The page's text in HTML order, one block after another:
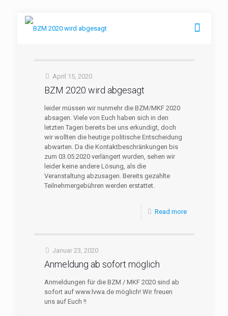
April 15, 2020
BZM 2020 wird abgesagt
leider müssen wir nunmehr die BZM/MKF 2020
absagen. Viele von Euch haben sich in den
letzten Tagen bereits bei uns erkundigt, doch
wir wollten die heutige politische Entscheidung
abwarten. Da die Kontaktbeschränkungen bis
zum 03.05.2020 verlängert wurden, sehen wir
leider keine andere Lösung, als die
Veranstaltung abzusagen. Bereits gezahlte
Teilnehmergebühren werden erstattet.
Read more
Januar 23, 2020
Anmeldung ab sofort möglich
Anmeldungen für die BZM / MKF 2020 sind ab
sofort auf www.lvwa.de möglich! Wir freuen
uns auf Euch !!